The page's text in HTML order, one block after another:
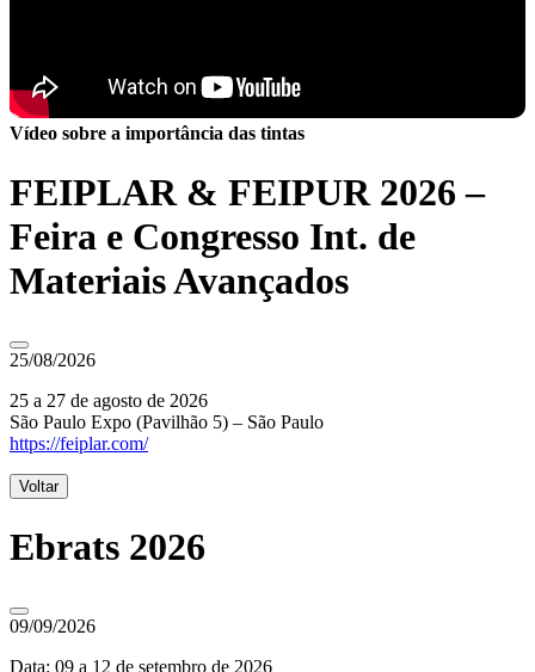
Vídeo sobre a importância das tintas
FEIPLAR & FEIPUR 2026 –
Feira e Congresso Int. de
Materiais Avançados
25/08/2026
25 a 27 de agosto de 2026
São Paulo Expo (Pavilhão 5) – São Paulo
https://feiplar.com/
Voltar
Ebrats 2026
09/09/2026
Data: 09 a 12 de setembro de 2026